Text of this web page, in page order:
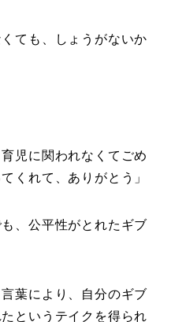
ても、しょうがないか
児に関われなくてごめ
くれて、ありがとう」
、公平性がとれたギブ
葉により、自分のギブ
というテイクを得られ